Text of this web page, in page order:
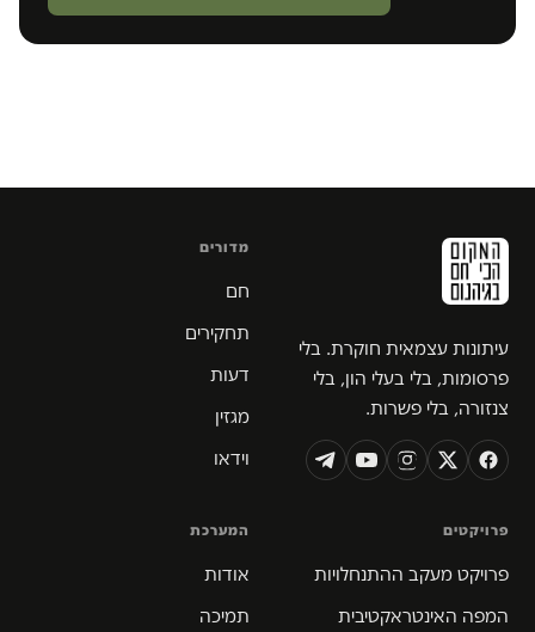
עיתונות עצמאית חוקרת. בלי
פרסומות, בלי בעלי הון, בלי
צנזורה, בלי פשרות.
מדורים
חם
תחקירים
דעות
מגזין
וידאו
פרויקטים
פרויקט מעקב ההתנחלויות
המפה האינטראקטיבית
המערכת
אודות
תמיכה